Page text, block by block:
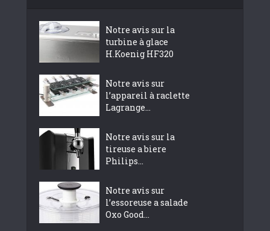
Notre avis sur la
turbine à glace
H.Koenig HF320
Notre avis sur
l’appareil à raclette
Lagrange...
Notre avis sur la
tireuse a biere
Philips...
Notre avis sur
l’essoreuse a salade
Oxo Good...